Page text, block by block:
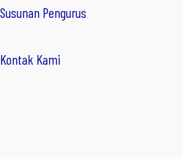
Susunan Pengurus
Kontak Kami